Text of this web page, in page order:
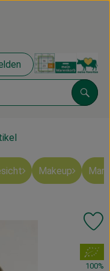
oder
Makeup
, Verband:
100%